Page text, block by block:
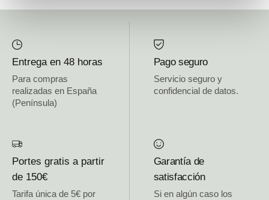
Entrega en 48 horas
Para compras
realizadas en España
(Península)
Pago seguro
Servicio seguro y
confidencial de datos.
Portes gratis a partir
de 150€
Tarifa única de 5€ por
Garantía de
satisfacción
Si en algún caso los